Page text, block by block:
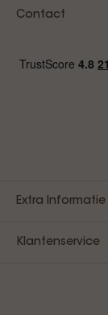
Contact
Extra Informatie
Klantenservice